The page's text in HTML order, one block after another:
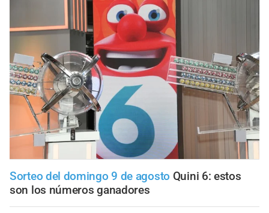
Sorteo del domingo 9 de agosto Quini 6: estos
son los números ganadores